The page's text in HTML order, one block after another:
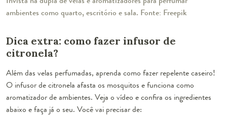
ambientes como quarto, escritório e sala. Fonte: Freepik
Dica extra: como fazer infusor de
citronela?
Além das velas perfumadas, aprenda como fazer repelente caseiro!
O infusor de citronela afasta os mosquitos e funciona como
aromatizador de ambientes. Veja o vídeo e confira os ingredientes
abaixo e faça já o seu. Você vai precisar de: